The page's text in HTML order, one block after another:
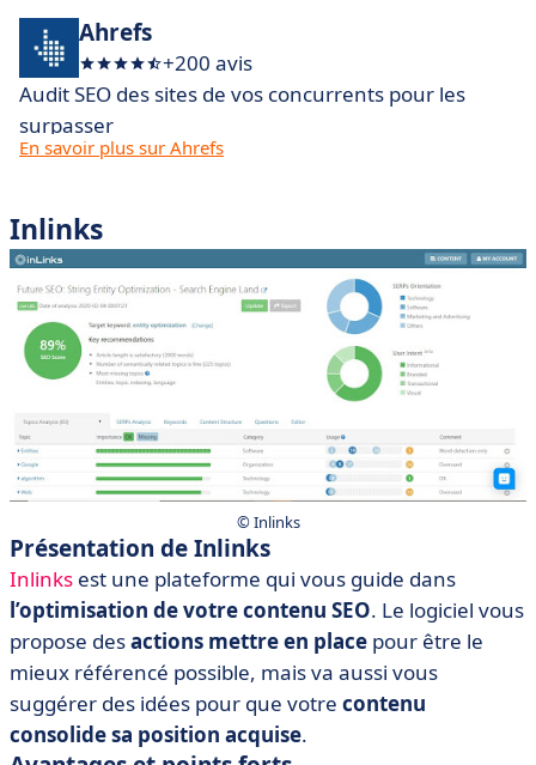
Ahrefs
+200 avis
Audit SEO des sites de vos concurrents pour les
surpasser
En savoir plus sur Ahrefs
Inlinks
©️ Inlinks
Présentation de Inlinks
Inlinks est une plateforme qui vous guide dans
l’optimisation de votre contenu SEO. Le logiciel vous
propose desactions mettre en place pour être le
mieux référencé possible, mais va aussi vous
suggérer des idées pour que votre contenu
consolide sa position acquise.